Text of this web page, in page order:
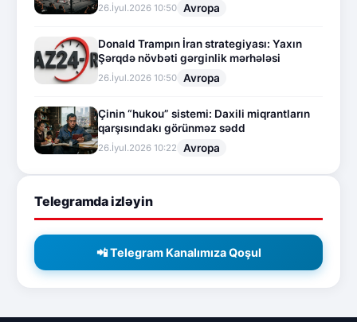
26.İyul.2026 10:50 Avropa
Donald Trampın İran strategiyası: Yaxın
Şərqdə növbəti gərginlik mərhələsi
26.İyul.2026 10:50 Avropa
Çinin “hukou” sistemi: Daxili miqrantların
qarşısındakı görünməz sədd
26.İyul.2026 10:22 Avropa
Telegramda izləyin
📲 Telegram Kanalımıza Qoşul